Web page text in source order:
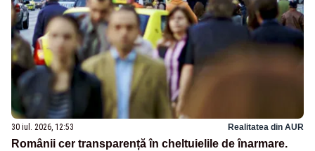
30 iul. 2026, 12:53 Realitatea din AUR
Românii cer transparență în cheltuielile de înarmare.